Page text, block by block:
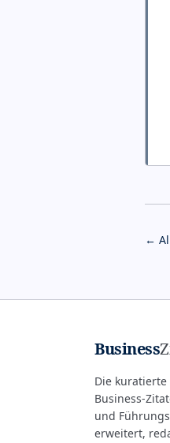
←
Business
Die
Business-
und
erweitert,